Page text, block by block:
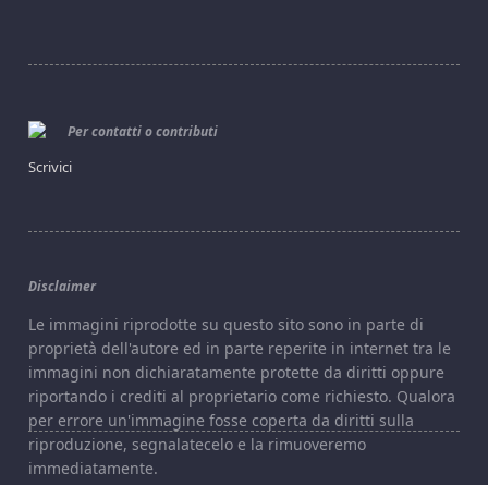
Per contatti o contributi
Scrivici
Disclaimer
Le immagini riprodotte su questo sito sono in parte di
proprietà dell'autore ed in parte reperite in internet tra le
immagini non dichiaratamente protette da diritti oppure
riportando i crediti al proprietario come richiesto. Qualora
per errore un'immagine fosse coperta da diritti sulla
riproduzione, segnalatecelo e la rimuoveremo
immediatamente.